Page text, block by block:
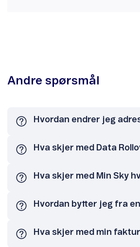
Andre spørsmål
Hvordan endrer jeg
Hva skjer med Data
Hva skjer med Min Sky
Hvordan bytter jeg fra
Hva skjer med min